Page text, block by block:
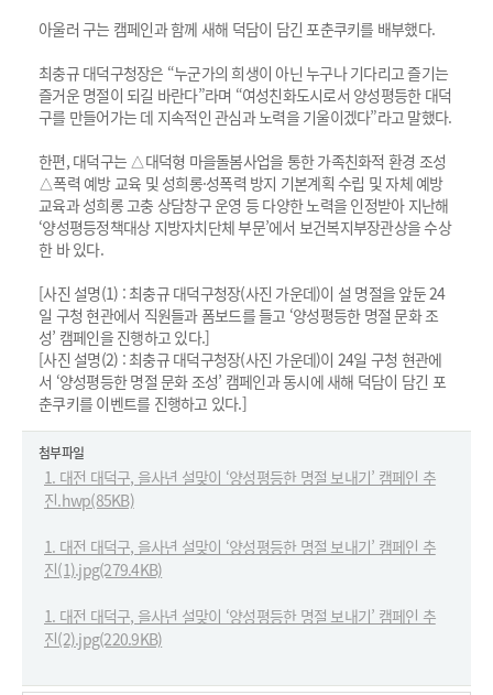
아울러 구는 캠페인과 함께 새해 덕담이 담긴 포춘쿠키를 배부했다.
최충규 대덕구청장은 “누군가의 희생이 아닌 누구나 기다리고 즐기는
즐거운 명절이 되길 바란다”라며 “여성친화도시로서 양성평등한 대덕
구를 만들어가는 데 지속적인 관심과 노력을 기울이겠다”라고 말했다.
한편, 대덕구는 △대덕형 마을돌봄사업을 통한 가족친화적 환경 조성
△폭력 예방 교육 및 성희롱·성폭력 방지 기본계획 수립 및 자체 예방
교육과 성희롱 고충 상담창구 운영 등 다양한 노력을 인정받아 지난해
‘양성평등정책대상 지방자치단체 부문’에서 보건복지부장관상을 수상
한 바 있다.
[사진 설명(1) : 최충규 대덕구청장(사진 가운데)이 설 명절을 앞둔 24
일 구청 현관에서 직원들과 폼보드를 들고 ‘양성평등한 명절 문화 조
성’ 캠페인을 진행하고 있다.]
[사진 설명(2) : 최충규 대덕구청장(사진 가운데)이 24일 구청 현관에
서 ‘양성평등한 명절 문화 조성’ 캠페인과 동시에 새해 덕담이 담긴 포
춘쿠키를 이벤트를 진행하고 있다.]
첨부파일
1. 대전 대덕구, 을사년 설맞이 ‘양성평등한 명절 보내기’ 캠페인 추
진.hwp(85KB)
1. 대전 대덕구, 을사년 설맞이 ‘양성평등한 명절 보내기’ 캠페인 추
진(1).jpg(279.4KB)
1. 대전 대덕구, 을사년 설맞이 ‘양성평등한 명절 보내기’ 캠페인 추
진(2).jpg(220.9KB)